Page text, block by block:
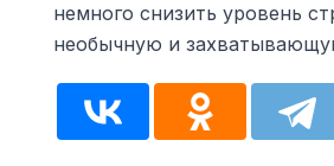
немного снизить уровень
необычную и